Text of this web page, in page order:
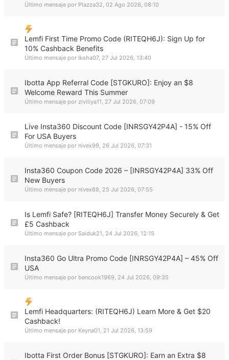
Último mensaje por Plazza32, 02 Ago 2026, 08:10
Lemfi First Time Promo Code (RITEQH6J): Sign Up for
10% Cashback Benefits
Último mensaje por Iksha07, 27 Jul 2026, 13:40
Ibotta App Referral Code [STGKURO]: Enjoy an $8
Welcome Reward This Summer
Último mensaje por ziviliya11, 27 Jul 2026, 07:09
Live Insta360 Discount Code [INRSGY42P4A] - 15% Off
For USA Buyers
Último mensaje por nivex99, 26 Jul 2026, 07:31
Insta360 Coupon Code 2026 – [INRSGY42P4A] 33% Off
New Buyers
Último mensaje por nivex88, 25 Jul 2026, 07:55
Is Lemfi Safe? [RITEQH6J] Transfer Money Securely & Get
£5 Cashback
Último mensaje por Saiduk21, 24 Jul 2026, 12:15
Insta360 Go Ultra Promo Code [INRSGY42P4A] – 45% Off
USA
Último mensaje por bencook1969, 24 Jul 2026, 09:35
Lemfi Headquarters: (RITEQH6J) Learn More & Get $20
Cashback!
Último mensaje por Keyna01, 21 Jul 2026, 13:59
Ibotta First Order Bonus [STGKURO]: Earn an Extra $8